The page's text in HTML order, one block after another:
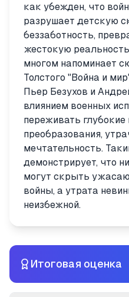
как убежден, что
разрушает детскую
беззаботность,
жестокую
многом напоминает
Толстого "Война и
Пьер Безухов и
влиянием военных
переживать глубокие
преобразования,
мечтательность.
демонстрирует, что
могут скрыть
войны, а утрата
неизбежной.
Итоговая оценка